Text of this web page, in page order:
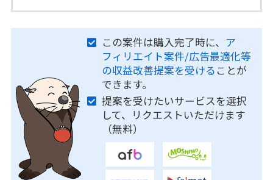
この案件は購入完了時に、 ア
フィリエイト案件/広告最適化等
の収益改善提案を受ける ことが
できます。
提案を受けたいサービスを選択
して、リクエストいただけます
（無料）